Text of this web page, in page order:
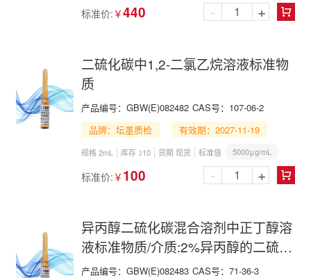
标准价: ￥440 
- +
二硫化碳中1,2-二氯乙烷溶液标准物
质
产品编号： GBW(E)082482 CAS号： 107-06-2
品牌：坛墨质检
有效期：2027-11-19
规格 2mL 库存 ≥10 货期 现货 标准值 5000μg/mL
标准价: ￥ 100 
- +
异丙醇二硫化碳混合溶剂中正丁醇溶
液标准物质/介质:2%异丙醇的二硫化
碳
产品编号： GBW(E)082483 CAS号： 71-36-3